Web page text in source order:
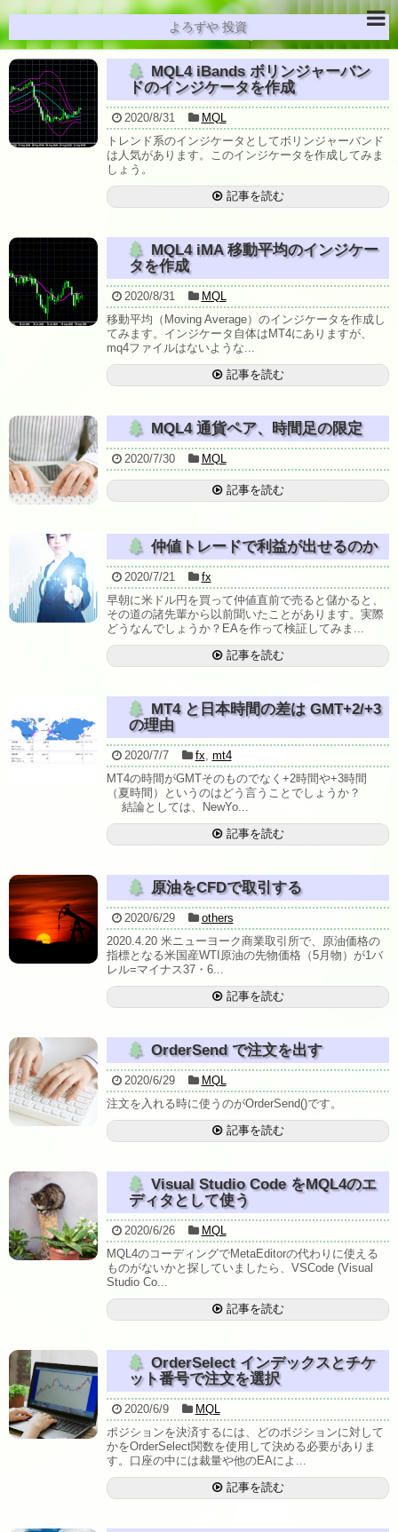
よろずや 投資
MQL4 iBands ボリンジャーバン
ドのインジケータを作成
2020/8/31
MQL
トレンド系のインジケータとしてボリンジャーバンド
は人気があります。このインジケータを作成してみま
しょう。
記事を読む
MQL4 iMA 移動平均のインジケー
タを作成
2020/8/31
MQL
移動平均（Moving Average）のインジケータを作成し
てみます。インジケータ自体はMT4にありますが、
mq4ファイルはないような...
記事を読む
MQL4 通貨ペア、時間足の限定
2020/7/30 MQL
記事を読む
仲値トレードで利益が出せるのか
2020/7/21
fx
早朝に米ドル円を買って仲値直前で売ると儲かると、
その道の諸先輩から以前聞いたことがあります。実際
どうなんでしょうか？EAを作って検証してみま...
記事を読む
MT4 と日本時間の差は GMT+2/+3
の理由
2020/7/7 fx, mt4
MT4の時間がGMTそのものでなく+2時間や+3時間
（夏時間）というのはどう言うことでしょうか？
結論としては、NewYo...
記事を読む
原油をCFDで取引する
2020/6/29
others
2020.4.20 米ニューヨーク商業取引所で、原油価格の
指標となる米国産WTI原油の先物価格（5月物）が1バ
レル=マイナス37・6...
記事を読む
OrderSend で注文を出す
2020/6/29
MQL
注文を入れる時に使うのがOrderSend()です。
記事を読む
Visual Studio Code をMQL4のエ
ディタとして使う
2020/6/26
MQL
MQL4のコーディングでMetaEditorの代わりに使える
ものがないかと探していましたら、VSCode (Visual
Studio Co...
記事を読む
OrderSelect インデックスとチケ
ット番号で注文を選択
2020/6/9
MQL
ポジションを決済するには、どのポジションに対して
かをOrderSelect関数を使用して決める必要がありま
す。口座の中には裁量や他のEAによ...
記事を読む